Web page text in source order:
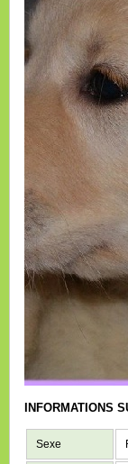
INFORMATIONS
Sexe